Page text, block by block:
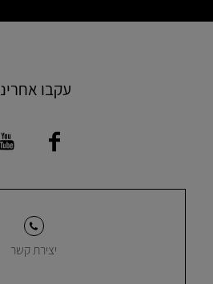
עקבו
יצירת קשר